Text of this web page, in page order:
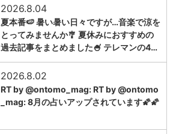
2026.8.04
夏本番🍉 暑い暑い日々ですが…音楽で涼を
とってみませんか🎐 夏休みにおすすめの
過去記事をまとめました🍧 テレマンの4…
2026.8.02
RT by @ontomo_mag: RT by @ontomo
_mag: 8月の占いアップされています🌠🌠